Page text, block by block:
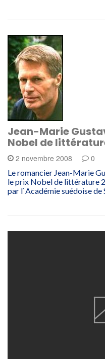
Jean-Marie
Nobel de
2 novembre 2008 0
Le romancier Jean-Marie
le prix Nobel de littérature
par l`Académie suédoise